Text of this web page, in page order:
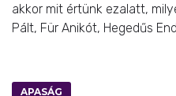
akkor mit értünk ezalatt,
Pált, Für Anikót, Hegedűs
APASÁG